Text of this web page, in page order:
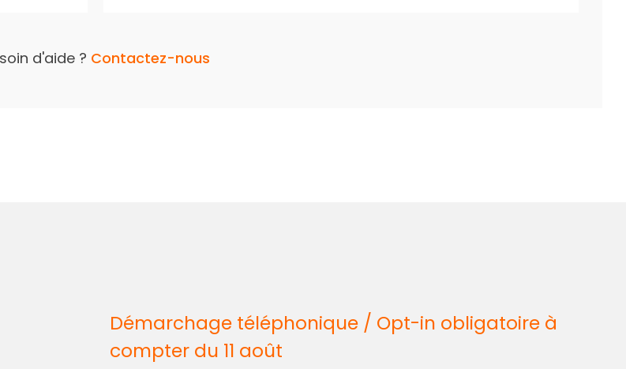
d'aide ? Contactez-nous
Démarchage téléphonique / Opt-in obligatoire à
compter du 11 août